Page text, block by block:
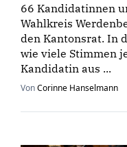
66 Kandidatinnen
Wahlkreis
den Kantonsrat. In
wie viele Stimmen
Kandidatin aus ...
VonCorinne Hanselmann